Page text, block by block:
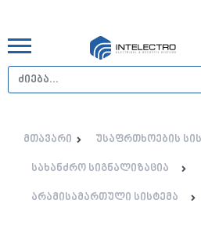
მთავარი უსაფრთხოების
სახანძრო სიგნალიზაცია
არამისამართული სისტემა